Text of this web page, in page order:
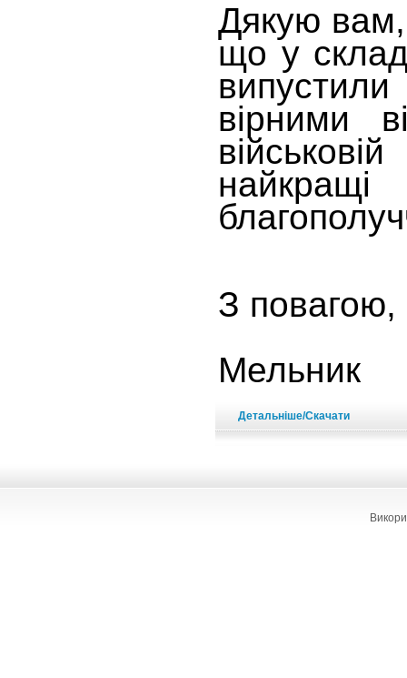
Дякую вам,
що у
вірними
З
Мельник
Детальніше/Скачати